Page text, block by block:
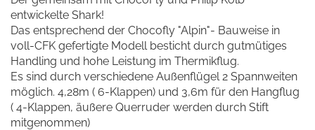
entwickelte Shark!
Das entsprechend der Chocofly "Alpin"- Bauweise in
voll-CFK gefertigte Modell besticht durch gutmütiges
Handling und hohe Leistung im Thermikflug.
Es sind durch verschiedene Außenflügel 2 Spannweiten
möglich. 4,28m ( 6-Klappen) und 3,6m für den Hangflug
( 4-Klappen, äußere Querruder werden durch Stift
mitgenommen)